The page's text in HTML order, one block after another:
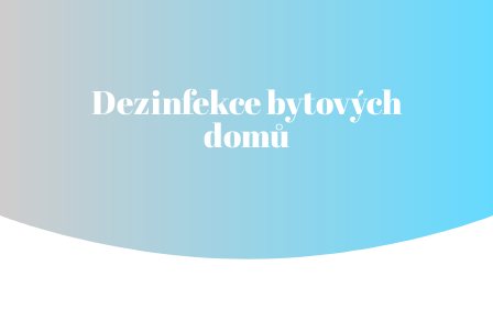
Dezinfekce bytových
domů